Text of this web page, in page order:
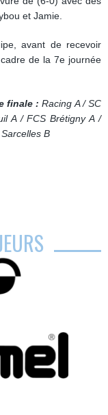
et Jamie.
avant de recevoir
de la 7e journée
finale : Racing A / SC
A / FCS Brétigny A /
B